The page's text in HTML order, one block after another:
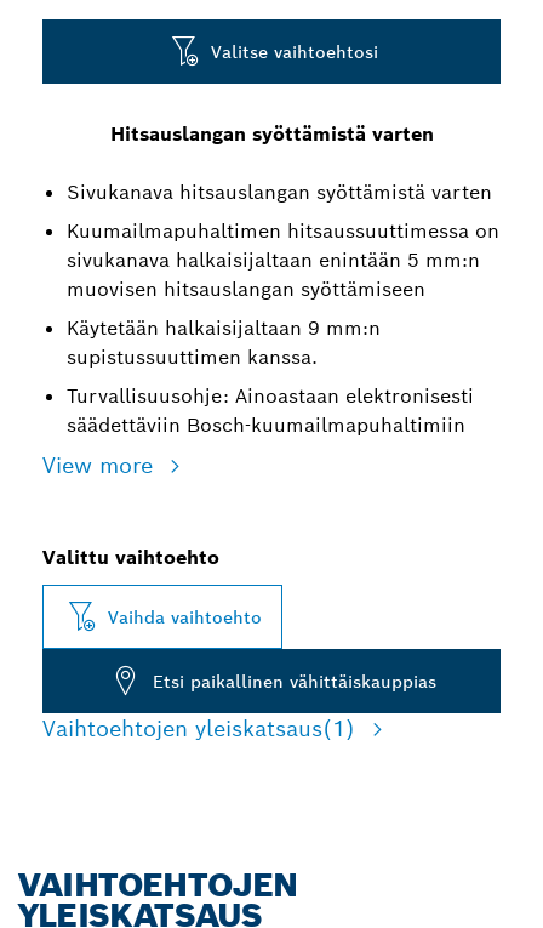
Hitsauslangan syöttämistä varten
Sivukanava hitsauslangan syöttämistä varten
Kuumailmapuhaltimen hitsaussuuttimessa on
sivukanava halkaisijaltaan enintään 5 mm:n
muovisen hitsauslangan syöttämiseen
Käytetään halkaisijaltaan 9 mm:n
supistussuuttimen kanssa.
Turvallisuusohje: Ainoastaan elektronisesti
säädettäviin Bosch-kuumailmapuhaltimiin
View more
Valitse vaihtoehtosi
Valittu vaihtoehto
Vaihda vaihtoehto
Etsi paikallinen vähittäiskauppias
Vaihtoehtojen yleiskatsaus(1)
VAIHTOEHTOJEN
YLEISKATSAUS